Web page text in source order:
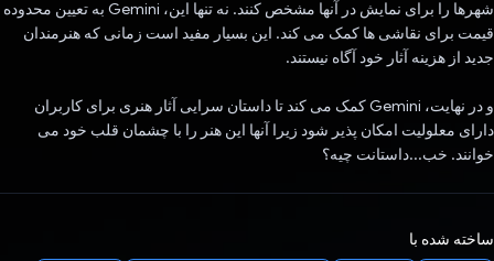
شهرها را برای نمایش در آنها مشخص کنند. نه تنها این، Gemini به تعیین محدوده
قیمت برای نقاشی ها کمک می کند. این بسیار مفید است زمانی که هنرمندان
جدید از هزینه آثار خود آگاه نیستند.
و در نهایت، Gemini کمک می کند تا داستان سرایی آثار هنری برای کاربران
دارای معلولیت امکان پذیر شود زیرا آنها این هنر را با چشمان قلب خود می
خوانند. خب...داستانت چیه؟
ساخته شده با